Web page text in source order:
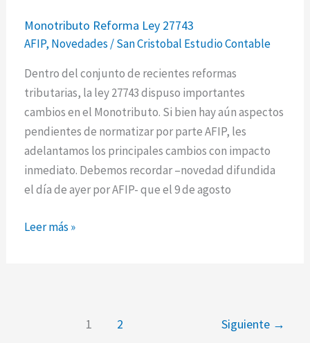
Monotributo Reforma Ley 27743
AFIP, Novedades/San Cristobal Estudio Contable
Dentro del conjunto de recientes reformas
tributarias, la ley 27743 dispuso importantes
cambios en el Monotributo. Si bien hay aún aspectos
pendientes de normatizar por parte AFIP, les
adelantamos los principales cambios con impacto
inmediato. Debemos recordar –novedad difundida
el día de ayer por AFIP- que el 9 de agosto
Reforma
Ley
27743
Leer más »
1 2 Siguiente →